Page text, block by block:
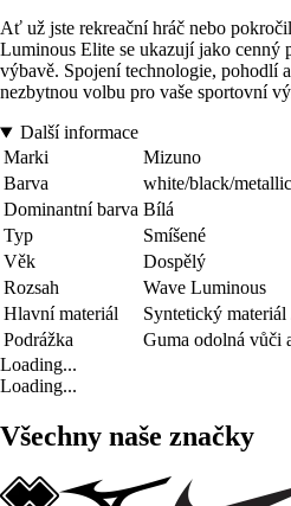
Ať už jste rekreační hráč nebo
Luminous Elite se ukazují jako cenný
výbavě. Spojení technologie, pohodlí
nezbytnou volbu pro vaše sportovní
Další informace
Marki
Mizuno
Barva
white/black/
Dominantní barva Bílá
Typ
Smíšené
Věk
Dospělý
Rozsah
Wave Luminous
Hlavní materiál
Syntetický materiál
Podrážka
Guma odolná vůči
Loading...
Loading...
Všechny naše značky